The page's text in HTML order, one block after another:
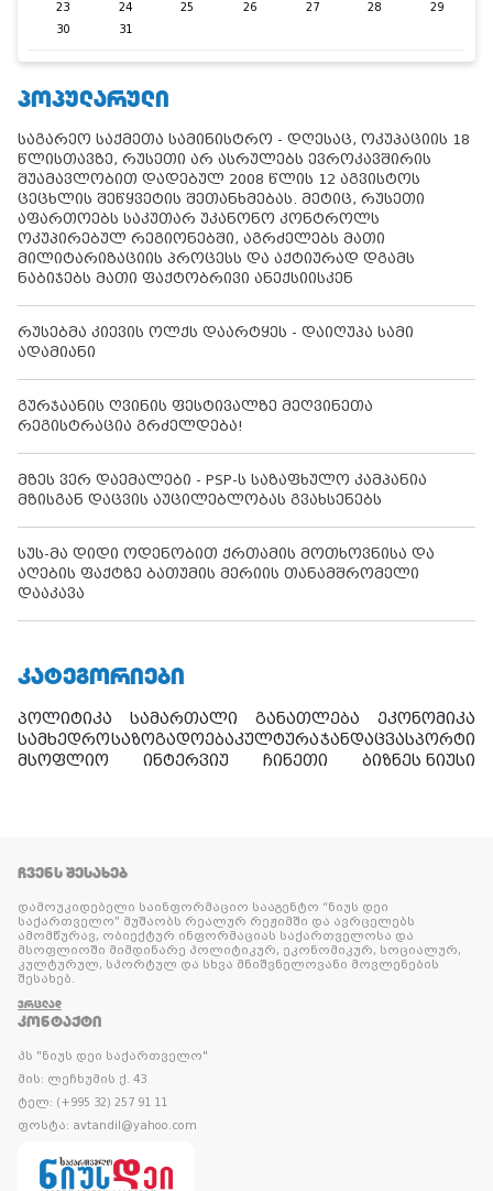
23
24 25 26 27 28
29
30
31
ᲞᲝᲞᲣᲚᲐᲠᲣᲚᲘ
საგარეო საქმეთა სამინისტრო - დღესაც, ოკუპაციის 18
წლისთავზე, რუსეთი არ ასრულებს ევროკავშირის
შუამავლობით დადებულ 2008 წლის 12 აგვისტოს
ცეცხლის შეწყვეტის შეთანხმებას. მეტიც, რუსეთი
აფართოებს საკუთარ უკანონო კონტროლს
ოკუპირებულ რეგიონებში, აგრძელებს მათი
მილიტარიზაციის პროცესს და აქტიურად დგამს
ნაბიჯებს მათი ფაქტობრივი ანექსიისკენ
რუსებმა კიევის ოლქს დაარტყეს - დაიღუპა სამი
ადამიანი
გურჯაანის ღვინის ფესტივალზე მეღვინეთა
რეგისტრაცია გრძელდება!
მზეს ვერ დაემალები - PSP-ს საზაფხულო კამპანია
მზისგან დაცვის აუცილებლობას გვახსენებს
სუს-მა დიდი ოდენობით ქრთამის მოთხოვნისა და
აღების ფაქტზე ბათუმის მერიის თანამშრომელი
დააკავა
ᲙᲐᲢᲔᲒᲝᲠᲘᲔᲑᲘ
პოლიტიკა სამართალი განათლება
ეკონომიკა
სამხედროსაზოგადოებაკულტურაჯანდაცვასპორტი
მსოფლიო
ინტერვიუ ჩინეთი ბიზნეს ნიუსი
ᲩᲕᲔᲜᲡ ᲨᲔᲡᲐᲮᲔᲑ
დამოუკიდებელი საინფორმაციო სააგენტო “ნიუს დეი
საქართველო” მუშაობს რეალურ რეჟიმში და ავრცელებს
ამომწურავ, ობიექტურ ინფორმაციას საქართველოსა და
მსოფლიოში მიმდინარე პოლიტიკურ, ეკონომიკურ, სოციალურ,
კულტურულ, სპორტულ და სხვა მნიშვნელოვანი მოვლენების
შესახებ.
ᲕᲠᲪᲚᲐᲓ
ᲙᲝᲜᲢᲐᲥᲢᲘ
პს "ნიუს დეი საქართველო"
მის: ლეჩხუმის ქ. 43
ტელ: (+995 32) 257 91 11
ფოსტა: avtandil@yahoo.com